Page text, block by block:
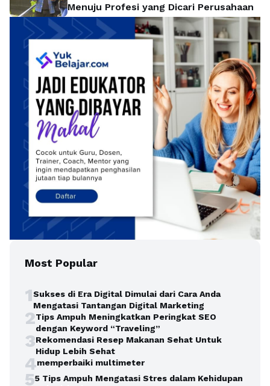
Menuju Profesi yang Dicari Perusahaan
Most Popular
1Sukses di Era Digital Dimulai dari Cara Anda
Mengatasi Tantangan Digital Marketing
2Tips Ampuh Meningkatkan Peringkat SEO
dengan Keyword “Traveling”
3Rekomendasi Resep Makanan Sehat Untuk
Hidup Lebih Sehat
4memperbaiki multimeter
55 Tips Ampuh Mengatasi Stres dalam Kehidupan